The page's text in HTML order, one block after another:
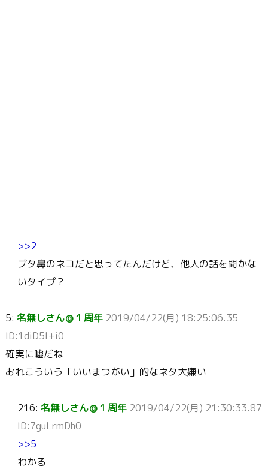
>>2
ブタ鼻のネコだと思ってたんだけど、他人の話を聞かな
いタイプ？
5: 名無しさん＠１周年 2019/04/22(月) 18:25:06.35
ID:1diD5I+i0
確実に嘘だね
おれこういう「いいまつがい」的なネタ大嫌い
216: 名無しさん＠１周年 2019/04/22(月) 21:30:33.87
ID:7guLrmDh0
>>5
わかる